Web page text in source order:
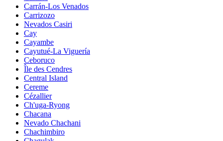
Carrán-Los Venados
Carrizozo
Nevados Casiri
Cay
Cayambe
Cayutué-La Viguería
Ceboruco
Île des Cendres
Central Island
Cereme
Cézallier
Ch'uga-Ryong
Chacana
Nevado Chachani
Chachimbiro